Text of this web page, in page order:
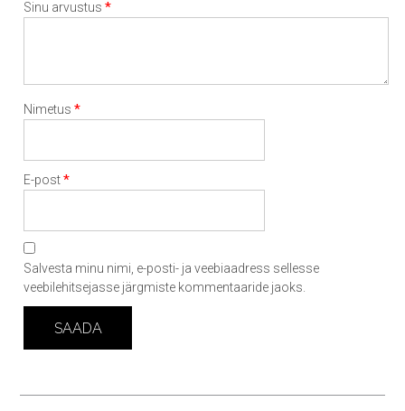
Sinu arvustus*
Nimetus*
E-post*
Salvesta minu nimi, e-posti- ja veebiaadress sellesse
veebilehitsejasse järgmiste kommentaaride jaoks.